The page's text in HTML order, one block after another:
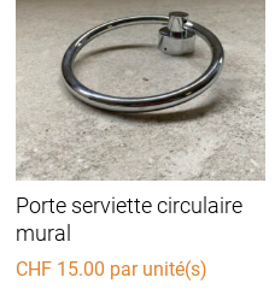
Porte serviette circulaire
mural
CHF 15.00 par unité(s)